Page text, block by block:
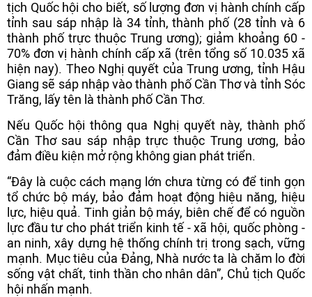
tịch Quốc hội cho biết, số lượng đơn vị hành chính cấp
tỉnh sau sáp nhập là 34 tỉnh, thành phố (28 tỉnh và 6
thành phố trực thuộc Trung ương); giảm khoảng 60 -
70% đơn vị hành chính cấp xã (trên tổng số 10.035 xã
hiện nay). Theo Nghị quyết của Trung ương, tỉnh Hậu
Giang sẽ sáp nhập vào thành phố Cần Thơ và tỉnh Sóc
Trăng, lấy tên là thành phố Cần Thơ.
Nếu Quốc hội thông qua Nghị quyết này, thành phố
Cần Thơ sau sáp nhập trực thuộc Trung ương, bảo
đảm điều kiện mở rộng không gian phát triển.
“Đây là cuộc cách mạng lớn chưa từng có để tinh gọn
tổ chức bộ máy, bảo đảm hoạt động hiệu năng, hiệu
lực, hiệu quả. Tinh giản bộ máy, biên chế để có nguồn
lực đầu tư cho phát triển kinh tế - xã hội, quốc phòng -
an ninh, xây dựng hệ thống chính trị trong sạch, vững
mạnh. Mục tiêu của Đảng, Nhà nước ta là chăm lo đời
sống vật chất, tinh thần cho nhân dân”, Chủ tịch Quốc
hội nhấn mạnh.